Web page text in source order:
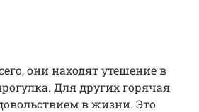
они находят утешение в
Для других горячая
в жизни. Это